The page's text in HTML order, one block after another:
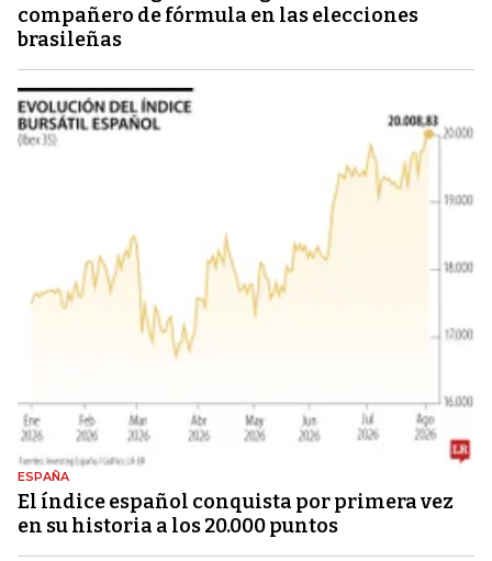
compañero de fórmula en las elecciones
brasileñas
ESPAÑA
El índice español conquista por primera vez
en su historia a los 20.000 puntos